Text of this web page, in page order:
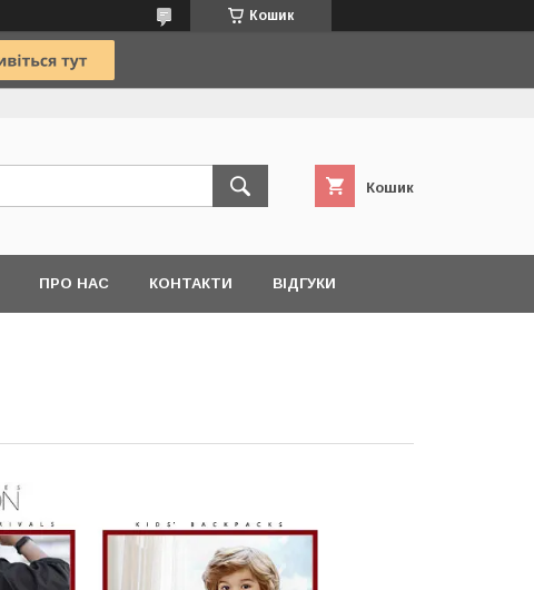
Кошик
Кошик
ПРО НАС КОНТАКТИ ВІДГУКИ